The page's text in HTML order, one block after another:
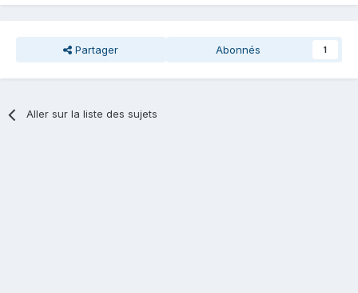
Partager Abonnés 1
Aller sur la liste des sujets